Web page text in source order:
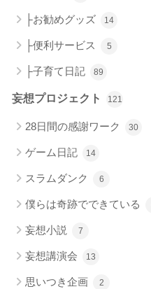
├お勧めグッズ 14
├便利サービス 5
├子育て日記 89
妄想プロジェクト 121
28日間の感謝ワーク 30
ゲーム日記 14
スラムダンク 6
僕らは奇跡でできている
妄想小説 7
妄想講演会 13
思いつき企画 2